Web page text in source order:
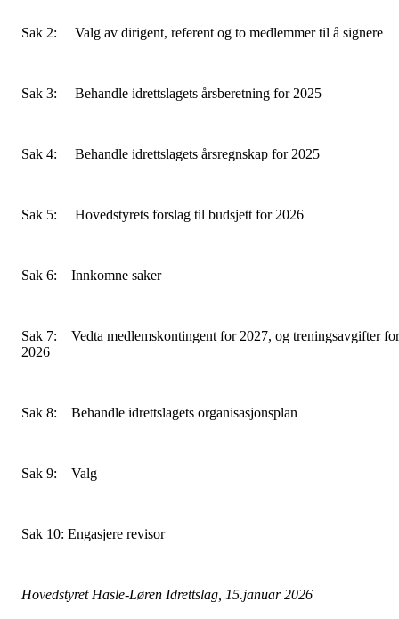
Sak 2: Valg av dirigent, referent og to medlemmer til å signere
Sak 3: Behandle idrettslagets årsberetning for 2025
Sak 4: Behandle idrettslagets årsregnskap for 2025
Sak 5: Hovedstyrets forslag til budsjett for 2026
Sak 6: Innkomne saker
Sak 7: Vedta medlemskontingent for 2027, og treningsavgifter for
2026
Sak 8: Behandle idrettslagets organisasjonsplan
Sak 9: Valg
Sak 10: Engasjere revisor
Hovedstyret Hasle-Løren Idrettslag, 15.januar 2026